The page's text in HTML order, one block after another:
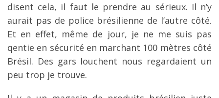
disent cela, il faut le prendre au sérieux. Il n’y
aurait pas de police brésilienne de l’autre côté.
Et en effet, même de jour, je ne me suis pas
qentie en sécurité en marchant 100 mètres côté
Brésil. Des gars louchent nous regardaient un
peu trop je trouve.